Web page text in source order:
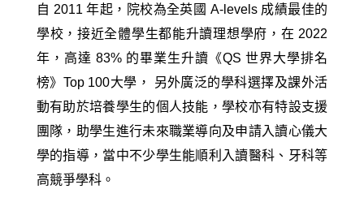
自 2011 年起，院校為全英國 A-levels 成績最佳的
學校，接近全體學生都能升讀理想學府，在 2022
年，高達 83% 的畢業生升讀《QS 世界大學排名
榜》Top 100大學， 另外廣泛的學科選擇及課外活
動有助於培養學生的個人技能，學校亦有特設支援
團隊，助學生進行未來職業導向及申請入讀心儀大
學的指導，當中不少學生能順利入讀醫科、牙科等
高競爭學科。